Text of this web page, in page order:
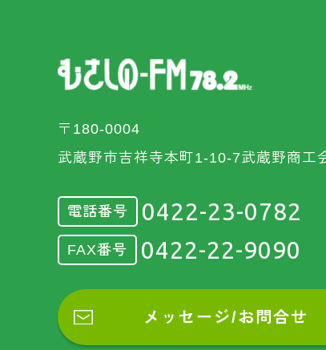
〒180-0004
武蔵野市吉祥寺本町1-10-7武蔵野商工
電話番号 0422-23-0782
FAX番号 0422-22-9090
メッセージ/お問合せ